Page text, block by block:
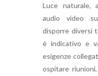
Luce naturale,
audio video
disporre diversi
è indicativo e
esigenze
ospitare